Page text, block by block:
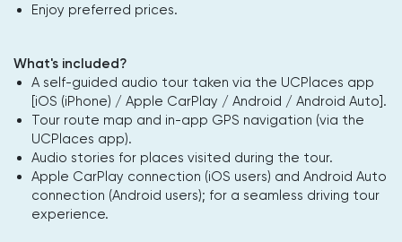
Enjoy preferred prices.
What's included?
A self-guided audio tour taken via the UCPlaces app
[iOS (iPhone) / Apple CarPlay / Android / Android Auto].
Tour route map and in-app GPS navigation (via the
UCPlaces app).
Audio stories for places visited during the tour.
Apple CarPlay connection (iOS users) and Android Auto
connection (Android users); for a seamless driving tour
experience.